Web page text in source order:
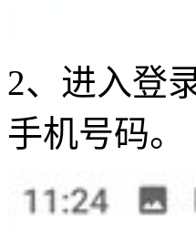
2、进入登
手机号码。